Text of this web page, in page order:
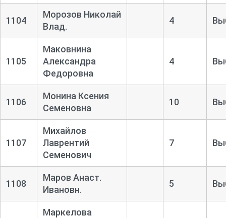
1104
Морозов Николай
Влад.
4
1105
Маковнина
Александра
Федоровна
4
1106
Монина Ксения
Семеновна
10
1107
Михайлов
Лаврентий
Семенович
7
1108
Маров Анаст.
Ивановн.
5
Маркелова